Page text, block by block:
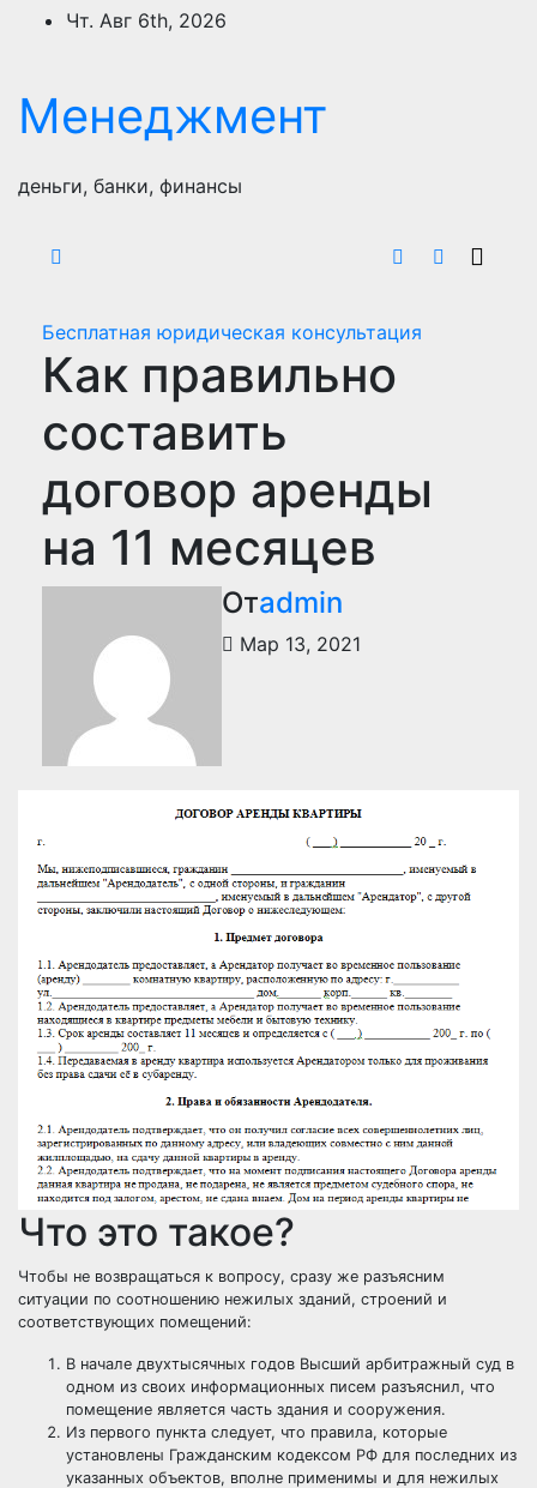
ПерейтиЧт. Авг 6th, 2026
Менеджмент
деньги, банки, финансы
Бесплатная юридическая консультация
Как правильно
составить
договор аренды
на 11 месяцев
Отadmin
Мар 13, 2021
Что это такое?
Чтобы не возвращаться к вопросу, сразу же разъясним
ситуации по соотношению нежилых зданий, строений и
соответствующих помещений:
В начале двухтысячных годов Высший арбитражный суд в
одном из своих информационных писем разъяснил, что
помещение является часть здания и сооружения.
Из первого пункта следует, что правила, которые
установлены Гражданским кодексом РФ для последних из
указанных объектов, вполне применимы и для нежилых